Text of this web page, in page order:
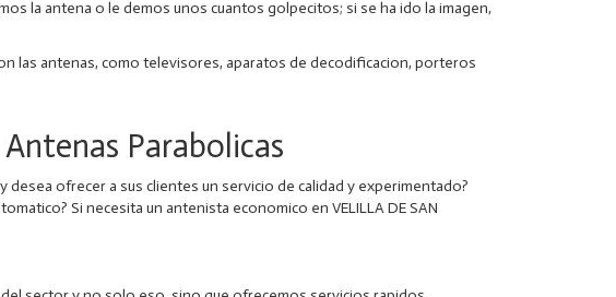
la antena o le demos unos cuantos golpecitos; si se ha ido la imagen,
las antenas, como televisores, aparatos de decodificacion, porteros
Parabolicas
desea ofrecer a sus clientes un servicio de calidad y experimentado?
Si necesita un antenista economico en VELILLA DE SAN